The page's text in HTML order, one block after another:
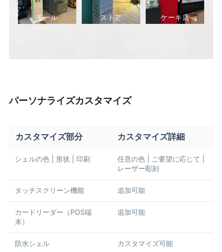
モール ストア ケーキ店
パーソナライズカスタマイズ
カスタマイズ部分 カスタマイズ詳細
シェルの色 | 形状 | 印刷
任意の色 | ご要望に応じて |
レーザー彫刻
タッチスクリーン機能 追加可能
カードリーダー（POS端
末）
追加可能
防水シェル カスタマイズ可能